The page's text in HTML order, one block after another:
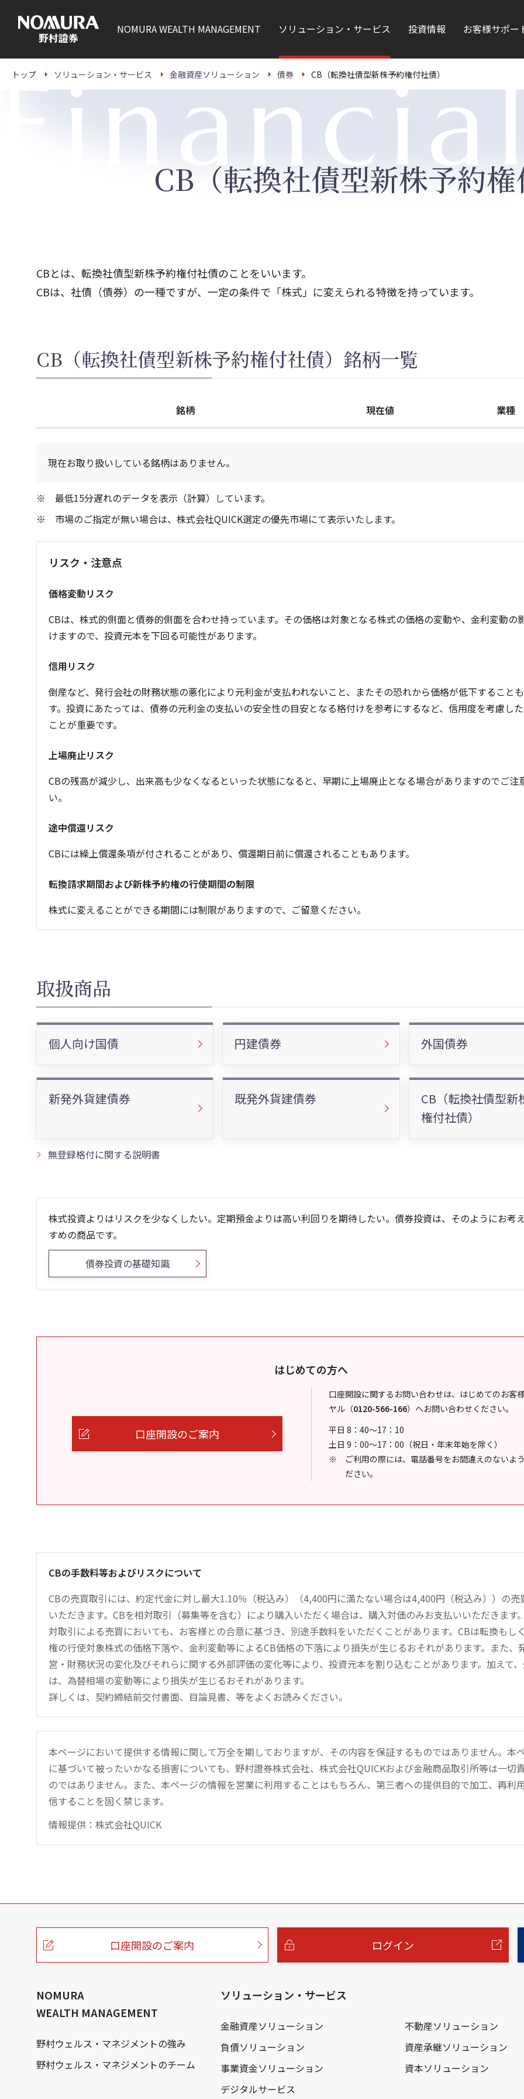
本
NOMURAWEALTH MANAGEMENT ソリューション・サービス 投資情報 お客様サポー
トップ ソリューション・サービス 金融資産ソリューション 債券 CB（転換社債型新株予約権付社債）
CB（転換社債型新株予約権
CBとは、転換社債型新株予約権付社債のことをいいます。
CBは、社債（債券）の一種ですが、一定の条件で「株式」に変えられる特徴を持っています。
CB（転換社債型新株予約権付社債）銘柄一覧
銘柄 現在値 業種
現在お取り扱いしている銘柄はありません。
最低15分遅れのデータを表示（計算）しています。
市場のご指定が無い場合は、株式会社QUICK選定の優先市場にて表示いたします。
リスク・注意点
価格変動リスク
CBは、株式的側面と債券的側面を合わせ持っています。その価格は対象となる株式の価格の変動や、金利変動の
けますので、投資元本を下回る可能性があります。
信用リスク
倒産など、発行会社の財務状態の悪化により元利金が支払われないこと、またその恐れから価格が低下すること
す。投資にあたっては、債券の元利金の支払いの安全性の目安となる格付けを参考にするなど、信用度を考慮し
ことが重要です。
上場廃止リスク
CBの残高が減少し、出来高も少なくなるといった状態になると、早期に上場廃止となる場合がありますのでご注
い。
途中償還リスク
CBには繰上償還条項が付されることがあり、償還期日前に償還されることもあります。
転換請求期間および新株予約権の行使期間の制限
株式に変えることができる期間には制限がありますので、ご留意ください。
取扱商品
個人向け国債 円建債券 外国債券
新発外貨建債券 既発外貨建債券
CB（転換社債型新
権付社債）
無登録格付に関する説明書
株式投資よりはリスクを少なくしたい。定期預金よりは高い利回りを期待したい。債券投資は、そのようにお考
すめの商品です。
債券投資の基礎知識
はじめての方へ
口座開設のご案内
口座開設に関するお問い合わせは、はじめてのお客
ヤル （0120-566-166） へお問い合わせください。
平日 8：40～17：10
土日 9：00～17：00（祝日・年末年始を除く）
ご利用の際には、電話番号をお間違えのないよ
ださい。
CBの手数料等およびリスクについて
CBの売買取引には、約定代金に対し最大1.10％（税込み）（4,400円に満たない場合は4,400円（税込み））の売
いただきます。CBを相対取引（募集等を含む）により購入いただく場合は、購入対価のみお支払いいただきます
対取引による売買においても、お客様との合意に基づき、別途手数料をいただくことがあります。CBは転換もし
権の行使対象株式の価格下落や、金利変動等によるCB価格の下落により損失が生じるおそれがあります。また、
営・財務状況の変化及びそれらに関する外部評価の変化等により、投資元本を割り込むことがあります。加えて
は、為替相場の変動等により損失が生じるおそれがあります。
詳しくは、契約締結前交付書面、目論見書、等をよくお読みください。
本ページにおいて提供する情報に関して万全を期しておりますが、その内容を保証するものではありません。本
に基づいて被ったいかなる損害についても、野村證券株式会社、株式会社QUICKおよび金融商品取引所等は一切
のではありません。また、本ページの情報を営業に利用することはもちろん、第三者への提供目的で加工、再利
信することを固く禁じます。
情報提供：株式会社QUICK
こ
口座開設のご案内 ログイン
NOMURA
WEALTH MANAGEMENT
野村ウェルス・マネジメントの強み
野村ウェルス・マネジメントのチーム
ソリューション・サービス
金融資産ソリューション 不動産ソリューション
負債ソリューション
資産承継ソリューション
事業資金ソリューション
資本ソリューション
デジタルサービス